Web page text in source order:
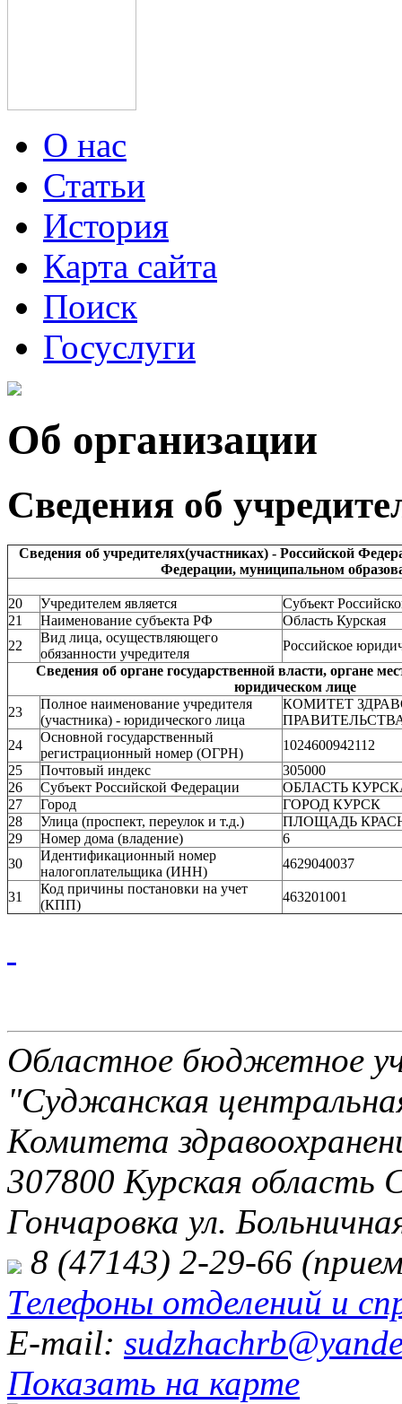
О нас
Статьи
История
Карта сайта
Поиск
Госуслуги
Об организации
Сведения об
Сведения об учредителях(участниках) - Российской
Федерации, муниципальном
20 Учредителем является
Субъект
21
Наименование субъекта РФ
Область Курская
22
Вид лица, осуществляющего
обязанности учредителя
Российское
Сведения об органе государственной власти, органе
юридическом лице
23
Полное наименование учредителя
(участника) - юридического лица
КОМИТЕТ
24
Основной государственный
регистрационный номер (ОГРН)
1024600942112
25
Почтовый индекс
305000
26
Субъект Российской Федерации
ОБЛАСТЬ
27
Город
ГОРОД КУРСК
28
Улица (проспект, переулок и т.д.)
ПЛОЩАДЬ
29
Номер дома (владение)
6
30
Идентификационный номер
налогоплательщика (ИНН)
4629040037
31
Код причины постановки на учет
(КПП)
463201001
Областное бюджетное
"Суджанская
Комитета
307800 Курская область
Гончаровка ул.
8 (47143) 2-29-66
Телефоны отделений и
E-mail:
Показать на карте